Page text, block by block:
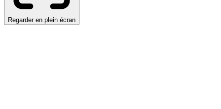
Regarder en plein écran